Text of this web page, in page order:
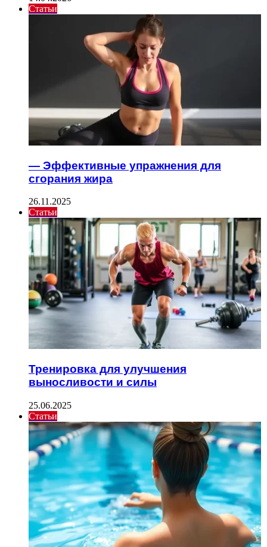
Статьи
— Эффективные упражнения для
сгорания жира
26.11.2025
Статьи
Тренировка для улучшения
выносливости и силы
25.06.2025
Статьи